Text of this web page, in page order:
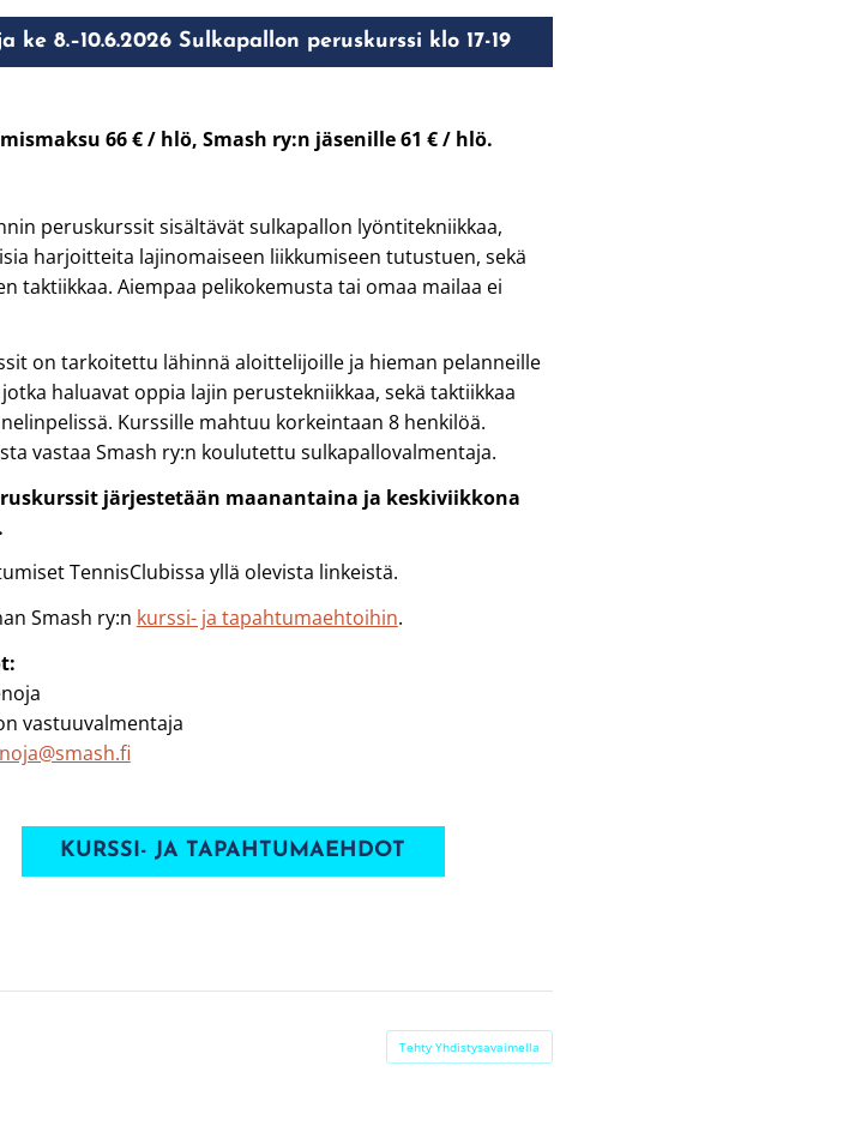
ke 8.–10.6.2026 Sulkapallon peruskurssi klo 17-19
66 € / hlö, Smash ry:n jäsenille 61 € / hlö.
peruskurssit sisältävät sulkapallon lyöntitekniikkaa,
harjoitteita lajinomaiseen liikkumiseen tutustuen, sekä
taktiikkaa. Aiempaa pelikokemusta tai omaa mailaa ei
on tarkoitettu lähinnä aloittelijoille ja hieman pelanneille
haluavat oppia lajin perustekniikkaa, sekä taktiikkaa
Kurssille mahtuu korkeintaan 8 henkilöä.
vastaa Smash ry:n koulutettu sulkapallovalmentaja.
järjestetään maanantaina ja keskiviikkona
TennisClubissa yllä olevista linkeistä.
Smash ry:n kurssi- ja tapahtumaehtoihin.
vastuuvalmentaja
KURSSI- JA TAPAHTUMAEHDOT
Tehty Yhdistysavaimella